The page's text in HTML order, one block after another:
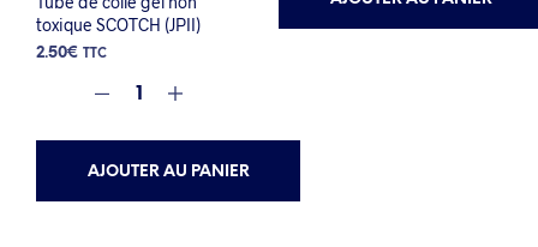
toxique SCOTCH (JPII)
2.50€ TTC
AJOUTER AU PANIER